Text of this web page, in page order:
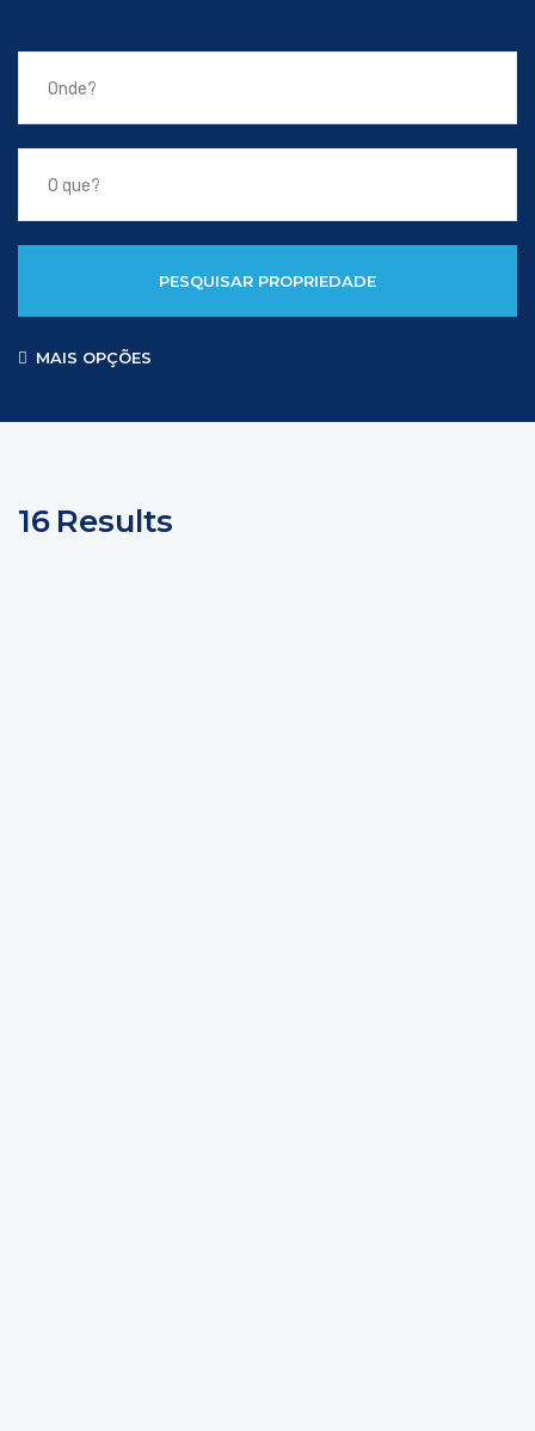
PESQUISAR PROPRIEDADE
MAIS OPÇÕES
16 Results